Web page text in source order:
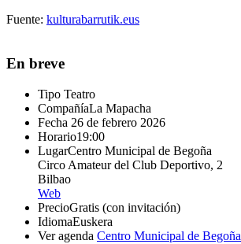
Fuente: kulturabarrutik.eus
En breve
Tipo Teatro
CompañíaLa Mapacha
Fecha 26 de febrero 2026
Horario19:00
LugarCentro Municipal de Begoña
Circo Amateur del Club Deportivo, 2
Bilbao
Web
PrecioGratis (con invitación)
IdiomaEuskera
Ver agenda Centro Municipal de Begoña